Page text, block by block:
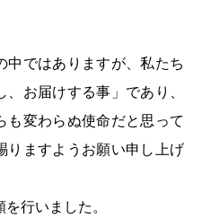
ではありますが、私たち
お届けする事」であり、
も変わらぬ使命だと思って
りますようお願い申し上げ
行いました。